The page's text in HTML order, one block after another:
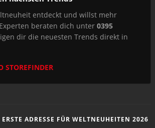
entdeckt und willst mehr
beraten dich unter 0395
dir die neuesten Trends direkt in
STOREFINDER
ADRESSE FÜR WELTNEUHEITEN 2026